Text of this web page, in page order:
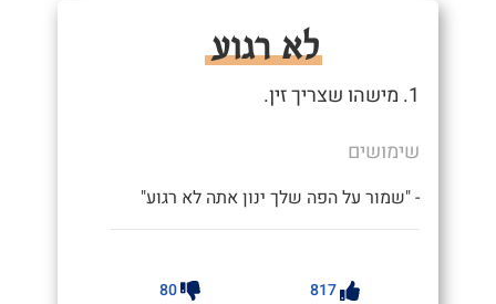
לא רגוע
1. מישהו שצריך זין.
שימושים
- "שמור על הפה שלך ינון אתה לא רגוע"
817
80